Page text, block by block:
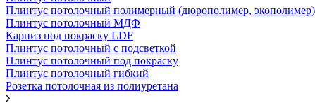
Плинтус потолочный полимерный (дюрополимер, экополимер)
Плинтус потолочный МДФ
Карниз под покраску LDF
Плинтус потолочный с подсветкой
Плинтус потолочный под покраску
Плинтус потолочный гибкий
Розетка потолочная из полиуретана